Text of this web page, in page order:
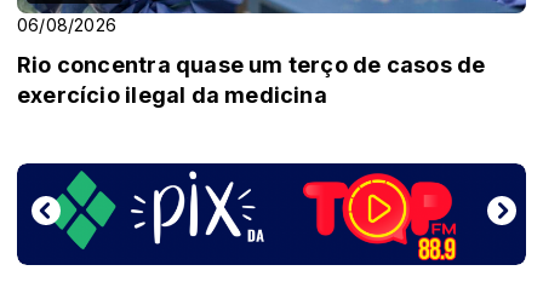
06/08/2026
Rio concentra quase um terço de casos de
exercício ilegal da medicina